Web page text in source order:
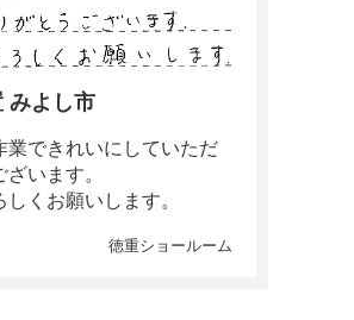
みよし市
業できれいにしていただ
います。
くお願いします。
徳重ショールーム